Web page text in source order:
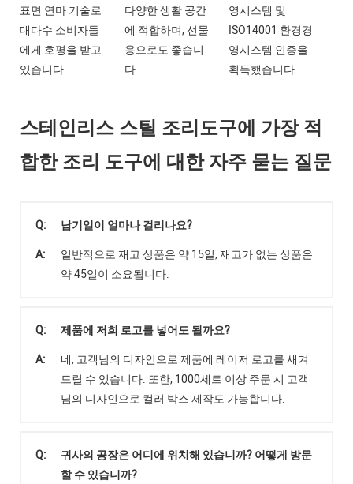
표면 연마 기술로
대다수 소비자들
에게 호평을 받고
있습니다.
다양한 생활 공간
에 적합하며, 선물
용으로도 좋습니
다.
영시스템 및
ISO14001 환경경
영시스템 인증을
획득했습니다.
스테인리스 스틸 조리도구에 가장 적
합한 조리 도구에 대한 자주 묻는 질문
Q:
납기일이 얼마나 걸리나요?
A:
일반적으로 재고 상품은 약 15일, 재고가 없는 상품은
약 45일이 소요됩니다.
Q:
제품에 저희 로고를 넣어도 될까요?
A:
네, 고객님의 디자인으로 제품에 레이저 로고를 새겨
드릴 수 있습니다. 또한, 1000세트 이상 주문 시 고객
님의 디자인으로 컬러 박스 제작도 가능합니다.
Q:
귀사의 공장은 어디에 위치해 있습니까? 어떻게 방문
할 수 있습니까?